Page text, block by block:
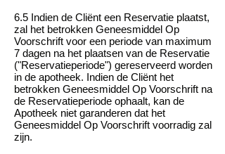
6.5 Indien de Cliënt een Reservatie plaatst,
zal het betrokken Geneesmiddel Op
Voorschrift voor een periode van maximum
7 dagen na het plaatsen van de Reservatie
("Reservatieperiode") gereserveerd worden
in de apotheek. Indien de Cliënt het
betrokken Geneesmiddel Op Voorschrift na
de Reservatieperiode ophaalt, kan de
Apotheek niet garanderen dat het
Geneesmiddel Op Voorschrift voorradig zal
zijn.